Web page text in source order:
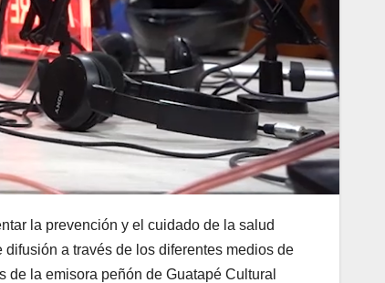
la prevención y el cuidado de la salud
a través de los diferentes medios de
la emisora peñón de Guatapé Cultural